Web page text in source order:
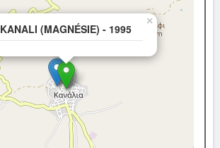
KANALI (MAGNÉSIE) - 1995
×